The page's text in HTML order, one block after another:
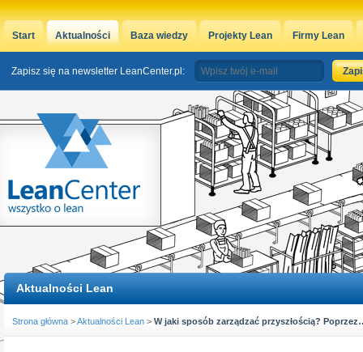
Start Aktualności Baza wiedzy Projekty Lean Firmy Lean
Zapisz się na newsletter LeanCenter.pl:
Aktualności Lean
Strona główna >Aktualności Lean > W jaki sposób zarządzać przyszłością?